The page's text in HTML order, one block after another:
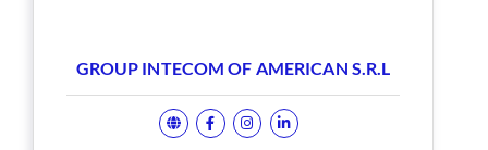
GROUP INTECOM OF AMERICAN S.R.L